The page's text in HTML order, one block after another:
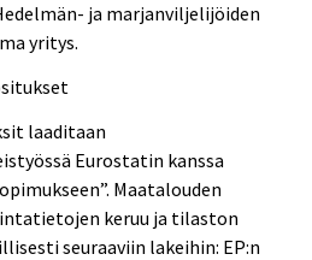
ja marjanviljelijöiden
yritys.
laaditaan
Eurostatin kanssa
Maatalouden
keruu ja tilaston
seuraaviin lakeihin: EP:n